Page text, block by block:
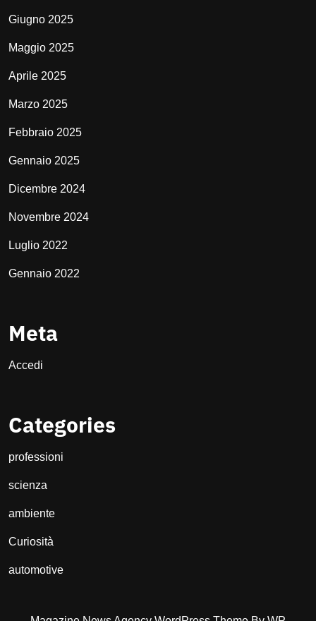
Giugno 2025
Maggio 2025
Aprile 2025
Marzo 2025
Febbraio 2025
Gennaio 2025
Dicembre 2024
Novembre 2024
Luglio 2022
Gennaio 2022
Meta
Accedi
Categories
professioni
scienza
ambiente
Curiosità
automotive